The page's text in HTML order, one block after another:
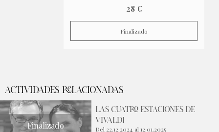
28 €
Finalizado
ACTIVIDADES RELACIONADAS
Finalizado
LAS CUATRO ESTACIONES DE
VIVALDI
Del 22.12.2024 al 12.01.2025